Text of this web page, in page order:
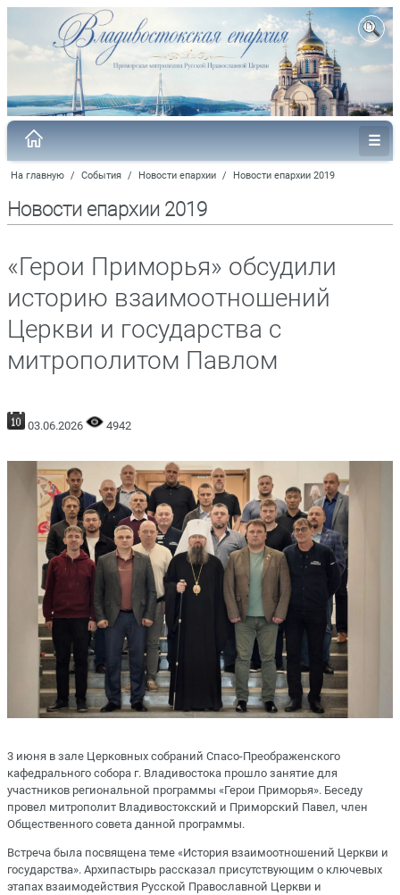
На главную / События / Новости епархии / Новости епархии 2019
Новости епархии 2019
«Герои Приморья» обсудили
историю взаимоотношений
Церкви и государства с
митрополитом Павлом
03.06.2026 4942
3 июня в зале Церковных собраний Спасо-Преображенского
кафедрального собора г. Владивостока прошло занятие для
участников региональной программы «Герои Приморья». Беседу
провел митрополит Владивостокский и Приморский Павел, член
Общественного совета данной программы.
Встреча была посвящена теме «История взаимоотношений Церкви и
государства». Архипастырь рассказал присутствующим о ключевых
этапах взаимодействия Русской Православной Церкви и